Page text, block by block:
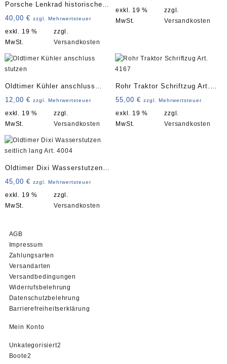
Porsche Lenkrad historisches
Karusell Art. 3839
40,00 € zzgl. Mehrwertsteuer
exkl. 19 %
MwSt.
zzgl.
Versandkosten
exkl. 19 %
MwSt.
zzgl.
Versandkosten
Oldtimer Kühler anschluss
stutzen klein
12,00 € zzgl. Mehrwertsteuer
exkl. 19 %
MwSt.
zzgl.
Versandkosten
Rohr Traktor Schriftzug Art.
4167
55,00€ zzgl. Mehrwertsteuer
exkl. 19 %
MwSt.
zzgl.
Versandkosten
Oldtimer Dixi Wasserstutzen
seitlich lang Art. 4004
45,00 € zzgl. Mehrwertsteuer
exkl. 19 %
MwSt.
zzgl.
Versandkosten
AGB
Impressum
Zahlungsarten
Versandarten
Versandbedingungen
Widerrufsbelehrung
Datenschutzbelehrung
Barrierefreiheitserklärung
Mein Konto
Unkategorisiert2
Boote2